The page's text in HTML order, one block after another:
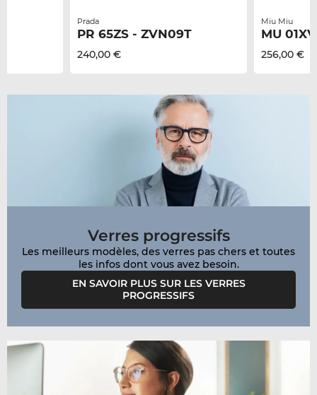
240,00 €
Prada
PR 65ZS - ZVN09T
256,00 €
Miu Miu
MU
Verres progressifs
Les meilleurs modèles, des verres pas chers et toutes
les infos dont vous avez besoin.
EN SAVOIR PLUS SUR LES VERRES
PROGRESSIFS